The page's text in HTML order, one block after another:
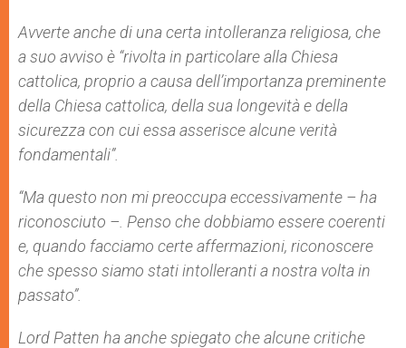
Avverte anche di una certa intolleranza religiosa, che
a suo avviso è “rivolta in particolare alla Chiesa
cattolica, proprio a causa dell’importanza preminente
della Chiesa cattolica, della sua longevità e della
sicurezza con cui essa asserisce alcune verità
fondamentali”.
“Ma questo non mi preoccupa eccessivamente – ha
riconosciuto –. Penso che dobbiamo essere coerenti
e, quando facciamo certe affermazioni, riconoscere
che spesso siamo stati intolleranti a nostra volta in
passato”.
Lord Patten ha anche spiegato che alcune critiche